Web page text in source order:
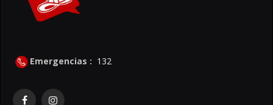
Emergencias : 132